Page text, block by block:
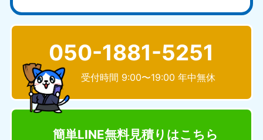
050-1881-5251
受付時間 9:00〜19:00 年中無休
簡単LINE無料見積り はこちら